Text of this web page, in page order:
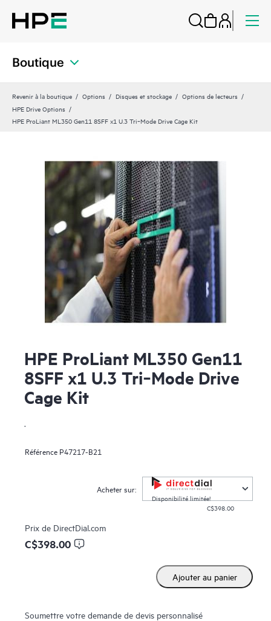
Boutique
Revenir à la boutique Options Disques et stockage
Options de lecteurs
HPE Drive Options
HPE ProLiant ML350 Gen11 8SFF x1 U.3 Tri‑Mode Drive Cage Kit
HPE ProLiant ML350 Gen11
8SFF x1 U.3 Tri‑Mode Drive
Cage Kit
Référence P47217-B21
Acheter sur:
Disponibilité limitée!
C$398.00
Prix de DirectDial.com
C$398.00
Ajouter au panier
Soumettre votre demande de devis personnalisé